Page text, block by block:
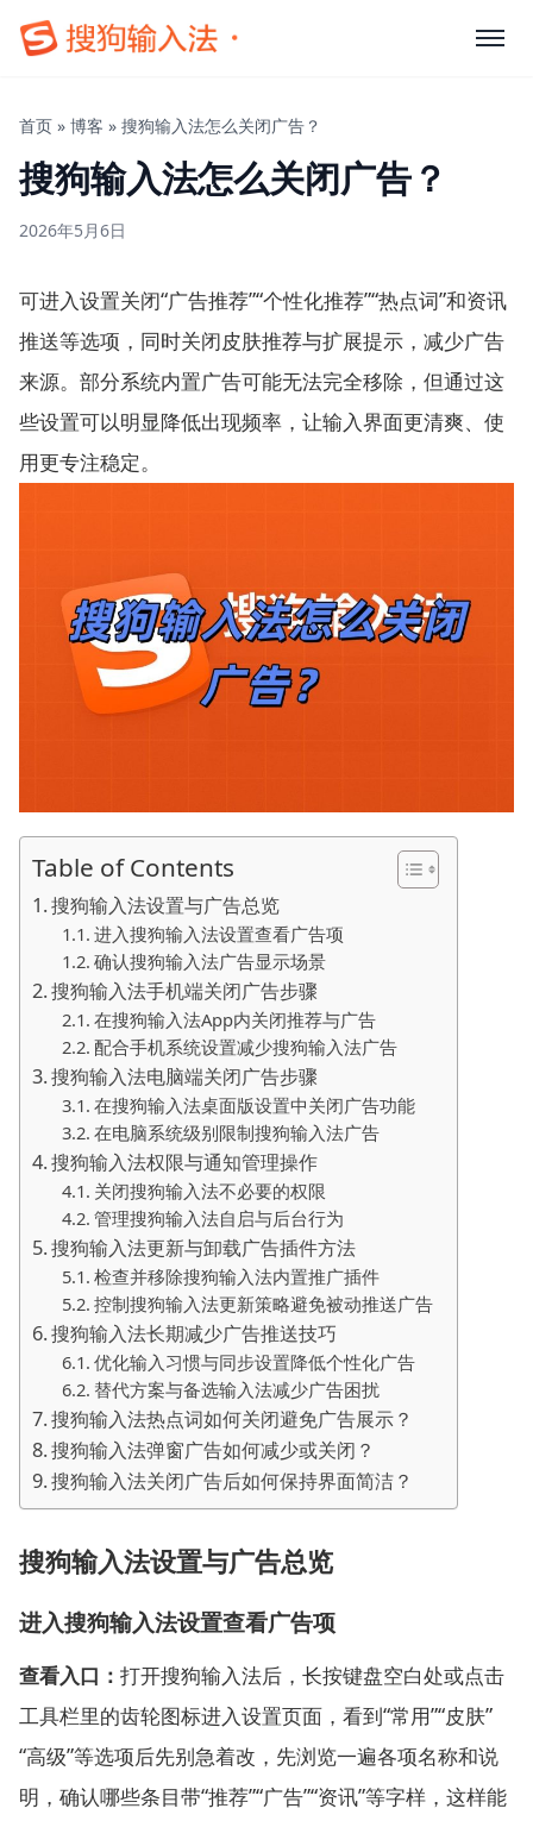
首页 » 博客 » 搜狗输入法怎么关闭广告？
搜狗输入法怎么关闭广告？
2026年5月6日
可进入设置关闭“广告推荐”“个性化推荐”“热点词”和资讯
推送等选项，同时关闭皮肤推荐与扩展提示，减少广告
来源。部分系统内置广告可能无法完全移除，但通过这
些设置可以明显降低出现频率，让输入界面更清爽、使
用更专注稳定。
Table of Contents
搜狗输入法设置与广告总览
进入搜狗输入法设置查看广告项
确认搜狗输入法广告显示场景
搜狗输入法手机端关闭广告步骤
在搜狗输入法App内关闭推荐与广告
配合手机系统设置减少搜狗输入法广告
搜狗输入法电脑端关闭广告步骤
在搜狗输入法桌面版设置中关闭广告功能
在电脑系统级别限制搜狗输入法广告
搜狗输入法权限与通知管理操作
关闭搜狗输入法不必要的权限
管理搜狗输入法自启与后台行为
搜狗输入法更新与卸载广告插件方法
检查并移除搜狗输入法内置推广插件
控制搜狗输入法更新策略避免被动推送广告
搜狗输入法长期减少广告推送技巧
优化输入习惯与同步设置降低个性化广告
替代方案与备选输入法减少广告困扰
搜狗输入法热点词如何关闭避免广告展示？
搜狗输入法弹窗广告如何减少或关闭？
搜狗输入法关闭广告后如何保持界面简洁？
搜狗输入法设置与广告总览
进入搜狗输入法设置查看广告项
查看入口： 打开搜狗输入法后，长按键盘空白处或点击
工具栏里的齿轮图标进入设置页面，看到“常用”“皮肤”
“高级”等选项后先别急着改，先浏览一遍各项名称和说
明，确认哪些条目带“推荐”“广告”“资讯”等字样，这样能